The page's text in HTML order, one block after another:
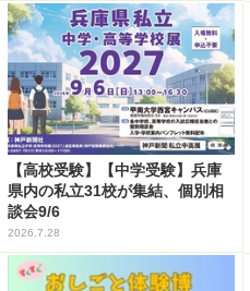
【高校受験】【中学受験】兵庫
県内の私立31校が集結、個別相
談会9/6
2026.7.28